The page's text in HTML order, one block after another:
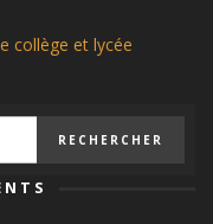
collège et lycée